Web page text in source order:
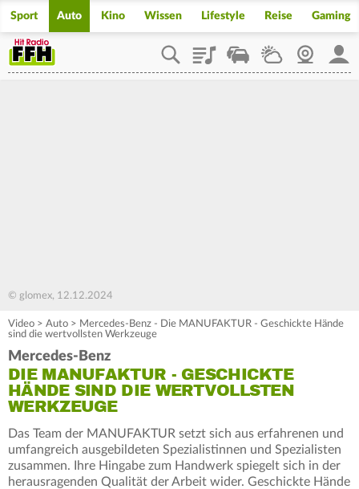
Sport Auto Kino Wissen Lifestyle Reise Gaming
PlaylistStaupilotWetterWebcam
© glomex, 12.12.2024
Video > Auto > Mercedes-Benz - Die MANUFAKTUR - Geschickte Hände
sind die wertvollsten Werkzeuge
Mercedes-Benz
DIE MANUFAKTUR - GESCHICKTE
HÄNDE SIND DIE WERTVOLLSTEN
WERKZEUGE
Das Team der MANUFAKTUR setzt sich aus erfahrenen und
umfangreich ausgebildeten Spezialistinnen und Spezialisten
zusammen. Ihre Hingabe zum Handwerk spiegelt sich in der
herausragenden Qualität der Arbeit wider. Geschickte Hände